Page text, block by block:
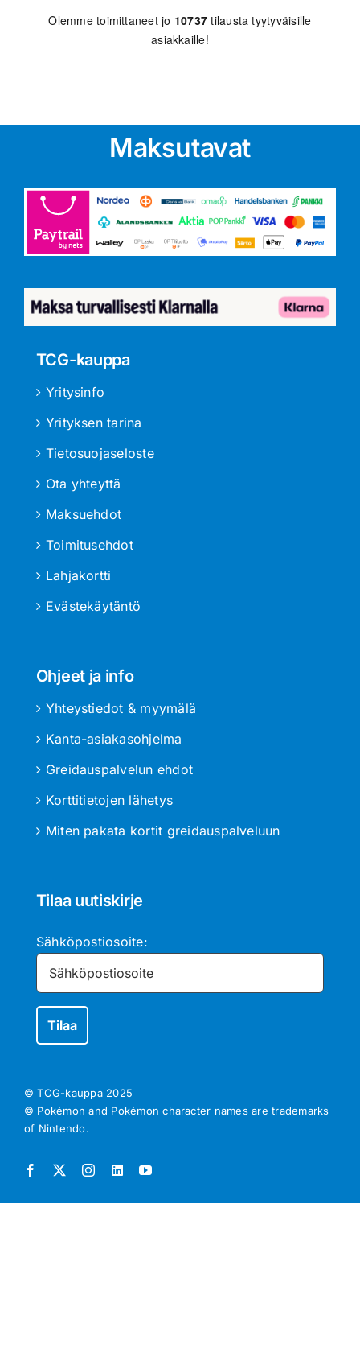
Olemme toimittaneet jo 10737 tilausta tyytyväisille
asiakkaille!
Maksutavat
TCG-kauppa
Yritysinfo
Yrityksen tarina
Tietosuojaseloste
Ota yhteyttä
Maksuehdot
Toimitusehdot
Lahjakortti
Evästekäytäntö
Ohjeet ja info
Yhteystiedot & myymälä
Kanta-asiakasohjelma
Greidauspalvelun ehdot
Korttitietojen lähetys
Miten pakata kortit greidauspalveluun
Tilaa uutiskirje
Sähköpostiosoite:
© TCG-kauppa 2025
© Pokémon and Pokémon character names are trademarks
of Nintendo.